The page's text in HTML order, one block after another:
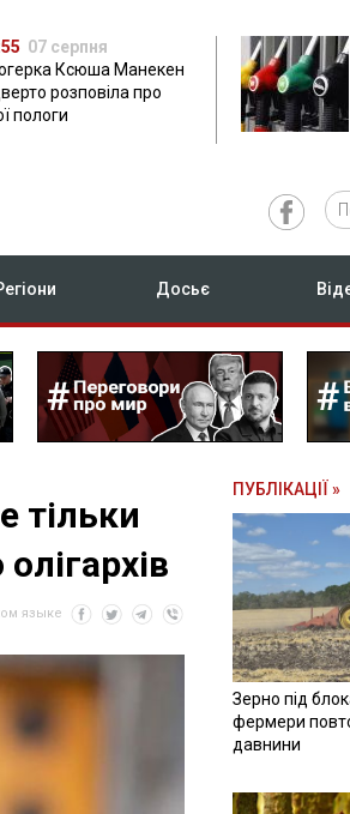
07 серпня
Ксюша Манекен
розповіла про
пологи
Досьє
тільки
языке
ПУБЛІКАЦІЇ »
Зерно під
фермери
давнини